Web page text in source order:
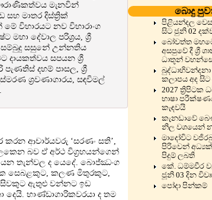
මැනවින්
මාතර දිස්ත්‍රික්
විහාරයට නව විහාරාංග
මහා දේවාල පරිශ්‍රය, ශ්‍රී
සම්බුදු සසුනේ උන්නතිය
දායකත්වය සපයන ශ්‍රී
දහම් පාසල, ශ්‍රී
ශ්‍රවණාගාරය, සඳවිමල්
ආචාර්යවරු ‘සරණං සති’,
බව ඒ අර්ථ විග්‍රහයන්ගෙන්
තැන්වල ද යෙදේ. බොජ්ඣංග
සෙබළකුට, කලණ මිතුරකුට,
ඇතුළු වන්නට ඉඩ
භාණ්ඩාගාරිකවරයා ද තම
බොදු
පිළියන්දල
සිට ජුනි 02
බෝවත්ත
අසපුවේ දී ශ්‍රී
ධාතූන්
කලාපය අද සිට
2027 ත්‍රිපිටක
භාෂා
කැඳවයි
කැනඩාවේ
නිල වශයෙන්
මාදෝවිට
පිරිවෙන්
පිදුම් ලබති
කේ. ධම්මවීර
ජූනි 03 දින
පෝදා පින්කම්